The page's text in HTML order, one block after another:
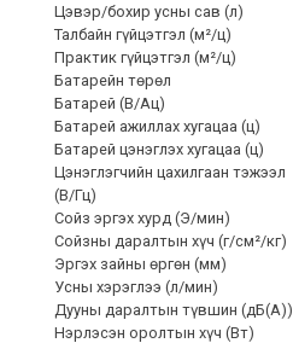
Цэвэр/бохир усны сав (л)
Талбайн гүйцэтгэл (м²/ц)
Практик гүйцэтгэл (м²/ц)
Батарейн төрөл
Батарей (В/Ац)
Батарей ажиллах хугацаа (ц)
Батарей цэнэглэх хугацаа (ц)
Цэнэглэгчийн цахилгаан тэжээл
(В/Гц)
Сойз эргэх хурд (Э/мин)
Сойзны даралтын хүч (г/см²/кг)
Эргэх зайны өргөн (мм)
Усны хэрэглээ (л/мин)
Дууны даралтын түвшин (дБ(А))
Нэрлэсэн оролтын хүч (Вт)